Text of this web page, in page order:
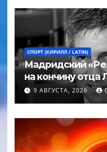
СПОРТ (КИРИЛЛ / LATIN)
Мадридский
на кончину отца
9 АВГУСТА, 2026